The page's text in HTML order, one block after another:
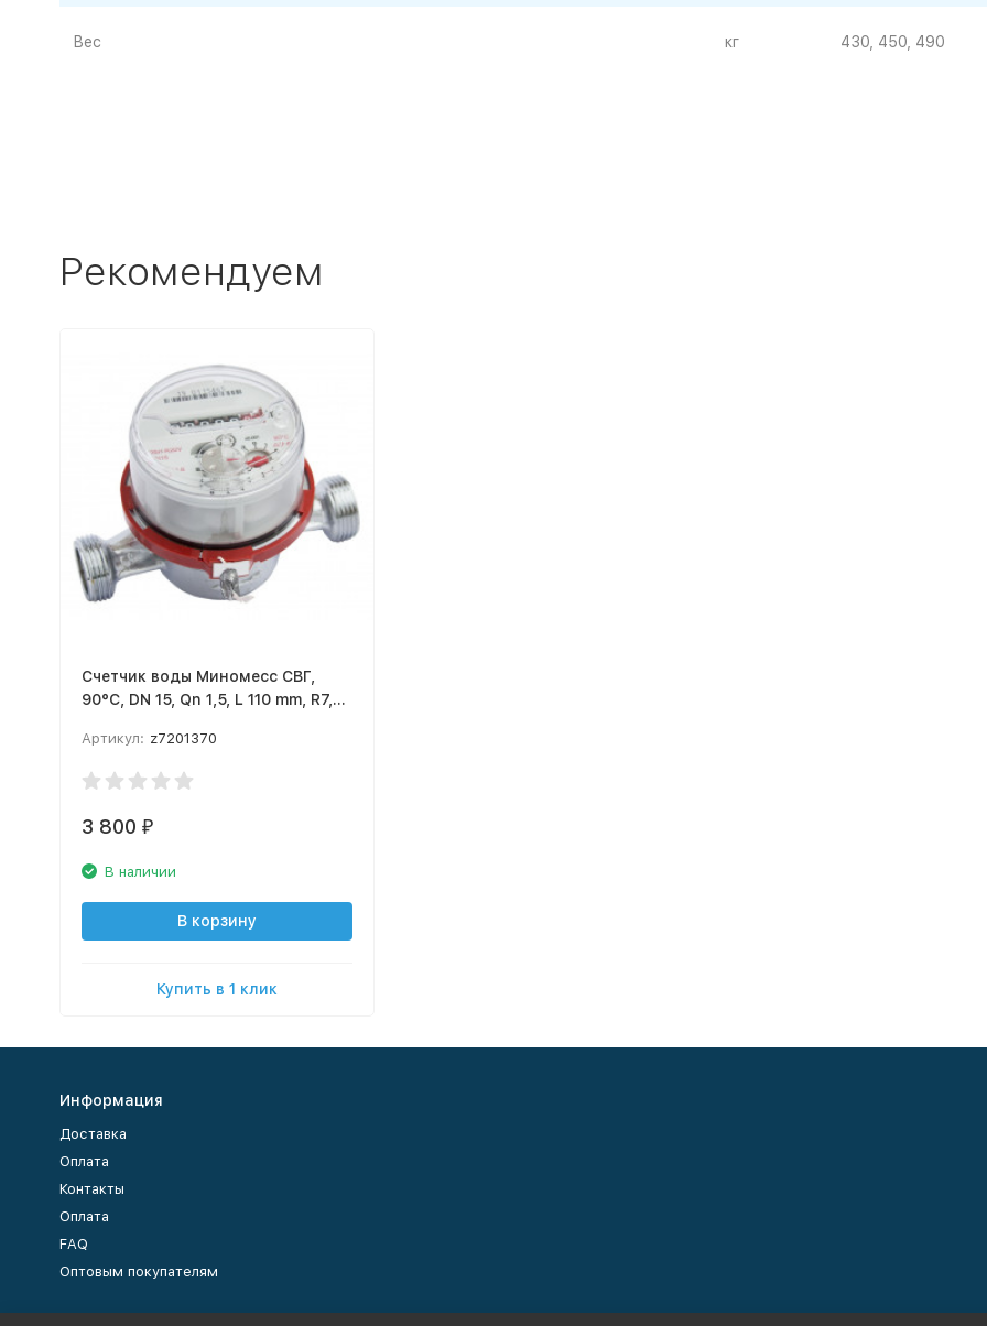
Вес кг 430, 450, 490
Рекомендуем
Счетчик воды Миномесс СВГ,
90°C, DN 15, Qn 1,5, L 110 mm, R7,
Артикул: z7201370
3 800 ₽
В наличии
В корзину
Купить в 1 клик
Информация
Доставка
Оплата
Контакты
Оплата
FAQ
Оптовым покупателям